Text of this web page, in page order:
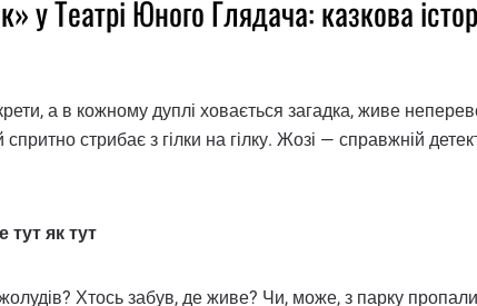
у Театрі Юного Глядача: казкова
а в кожному дуплі ховається загадка, живе
стрибає з гілки на гілку. Жозі — справжній
тут як тут
Хтось забув, де живе? Чи, може, з парку